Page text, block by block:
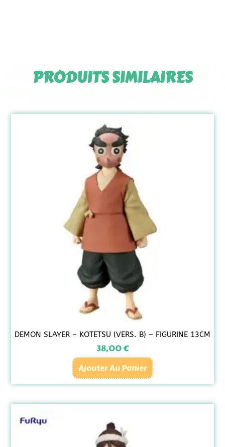
PRODUITS SIMILAIRES
DEMON SLAYER – KOTETSU (VERS. B) – FIGURINE 13CM
38,00€
Ajouter Au Panier